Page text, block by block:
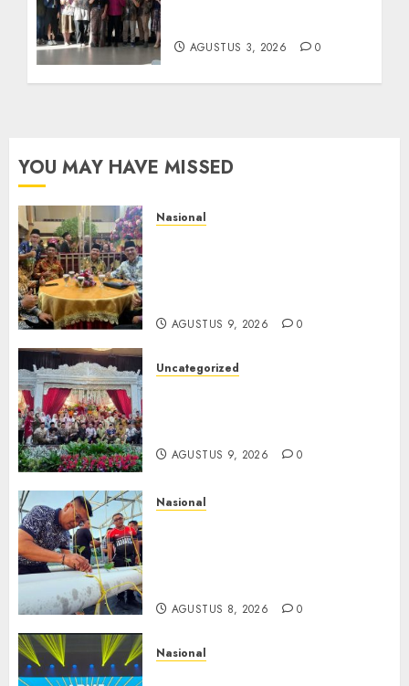
AGUSTUS 3, 2026 0
YOU MAY HAVE MISSED
Nasional
AGUSTUS 9, 2026 0
Uncategorized
AGUSTUS 9, 2026 0
Nasional
AGUSTUS 8, 2026 0
Nasional